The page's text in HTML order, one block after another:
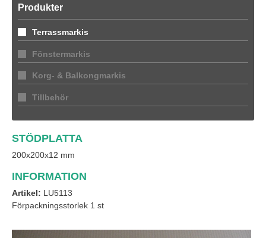
Produkter
Terrassmarkis
Fönstermarkis
Korg- & Balkongmarkis
Tillbehör
STÖDPLATTA
200x200x12 mm
INFORMATION
Artikel: LU5113
Förpackningsstorlek 1 st